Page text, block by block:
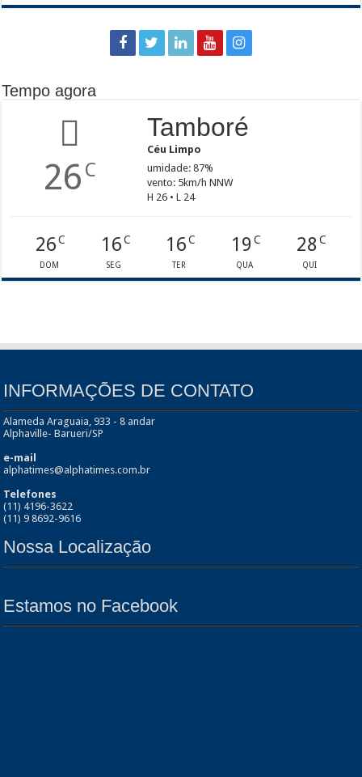
Tempo agora
26 C
Tamboré
Céu Limpo
umidade: 87%
vento: 5km/h NNW
H 26 • L 24
26C
DOM
16C
SEG
16 C
TER
19C
QUA
28C
QUI
INFORMAÇÕES DE CONTATO
Alameda Araguaia, 933 - 8 andar
Alphaville- Barueri/SP
e-mail
alphatimes@alphatimes.com.br
Telefones
(11) 4196-3622
(11) 9 8692-9616
Nossa Localização
Estamos no Facebook